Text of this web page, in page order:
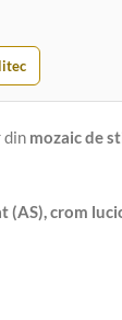
din mozaic de
(AS), crom